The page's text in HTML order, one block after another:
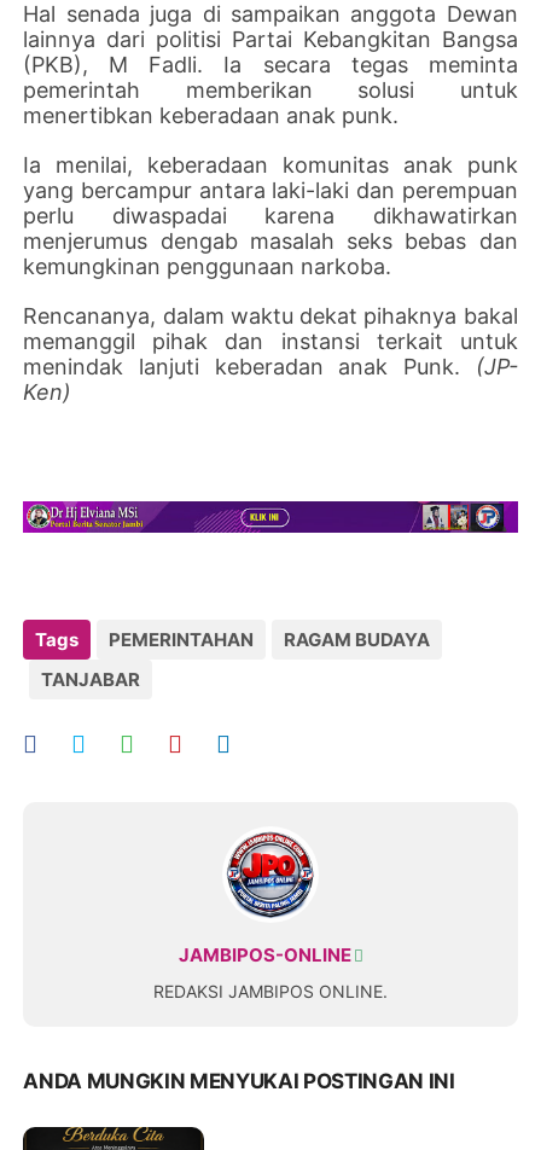
Hal senada juga di sampaikan anggota Dewan
lainnya dari politisi Partai Kebangkitan Bangsa
(PKB), M Fadli. Ia secara tegas meminta
pemerintah memberikan solusi untuk
menertibkan keberadaan anak punk.
Ia menilai, keberadaan komunitas anak punk
yang bercampur antara laki-laki dan perempuan
perlu diwaspadai karena dikhawatirkan
menjerumus dengab masalah seks bebas dan
kemungkinan penggunaan narkoba.
Rencananya, dalam waktu dekat pihaknya bakal
memanggil pihak dan instansi terkait untuk
menindak lanjuti keberadan anak Punk.
(JP-
Ken)
Tags PEMERINTAHAN
RAGAM BUDAYA
TANJABAR
JAMBIPOS-ONLINE
REDAKSI JAMBIPOS ONLINE.
ANDA MUNGKIN MENYUKAI POSTINGAN INI